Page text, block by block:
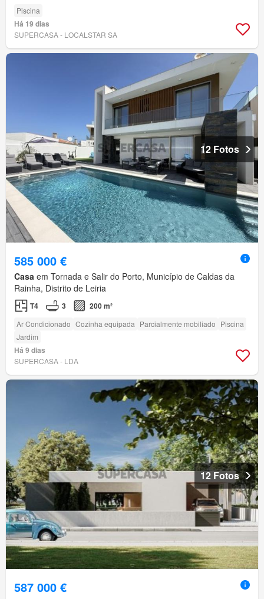
Piscina
Há 19 dias
SUPERCASA - LOCALSTAR SA
12 Fotos
585 000 €
Casa em Tornada e Salir do Porto, Município de Caldas da
Rainha, Distrito de Leiria
T4 3 200 m²
Ar Condicionado Cozinha equipada Parcialmente mobiliado Piscina
Jardim
Há 9 dias
SUPERCASA - LDA
12 Fotos
587 000 €